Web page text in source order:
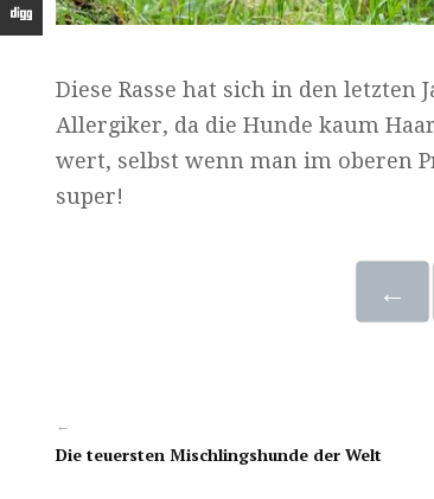
Diese Rasse hat sich in den
Allergiker, da die Hunde kaum
wert, selbst wenn man im oberen
super!
←
←
Die teuersten Mischlingshunde der Welt